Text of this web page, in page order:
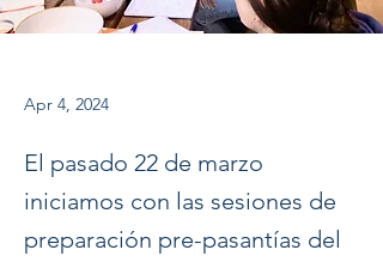
Apr 4, 2024
El pasado 22 de marzo
iniciamos con las sesiones de
preparación pre-pasantías del